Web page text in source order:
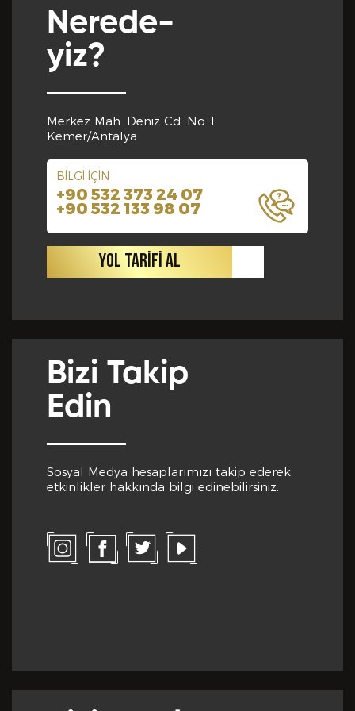
Nerede-
yiz?
Merkez Mah. Deniz Cd. No 1
Kemer/Antalya
BİLGİ İÇİN
+90 532 373 24 07
+90 532 133 98 07
YOL TARİFİ AL
Bizi Takip
Edin
Sosyal Medya hesaplarımızı takip ederek
etkinlikler hakkında bilgi edinebilirsiniz.
Yabancı Dil *
Yabancı Dil Seviyesi *
Departman *
Önceki Tecrübeler *